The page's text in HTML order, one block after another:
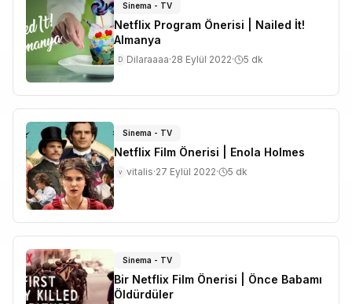
Sinema - TV
Netflix Program Önerisi | Nailed İt!
Almanya
D Dilaraaaa·28 Eylül 2022· 5 dk
Sinema - TV
Netflix Film Önerisi | Enola Holmes
v vitalis·27 Eylül 2022· 5 dk
Sinema - TV
Bir Netflix Film Önerisi | Önce Babamı
Öldürdüler